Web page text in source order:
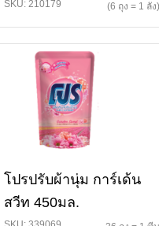
SKU: 210179 (6 ถุง = 1 ลัง)
โปรปรับผ้านุ่ม การ์เด้น
สวีท 450มล.